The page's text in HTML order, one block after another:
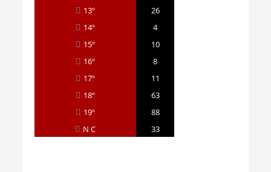
13º
26
14º
4
15º
10
16º
8
17º
11
18º
63
19º
88
N C
33